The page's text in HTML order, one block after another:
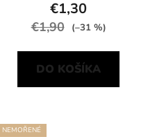
€1,30
€1,90 (–31 %)
DO KOŠÍKA
NEMOŘENÉ